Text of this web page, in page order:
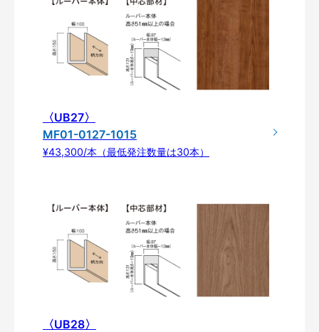
〈UB27〉
MF01-0127-1015
¥43,300/本（最低発注数量は30本）
〈UB28〉